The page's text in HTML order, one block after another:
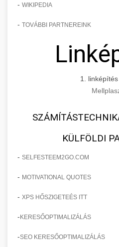
- WIKIPEDIA
- TOVÁBBI PARTNEREINK
1.
KÜLFÖLDI
- SELFESTEEM2GO.COM
- MOTIVATIONAL QUOTES
- XPS HŐSZIGETEÉS ITT
-KERESŐOPTIMALIZÁLÁS
-SEO KERESŐOPTIMALIZÁLÁS